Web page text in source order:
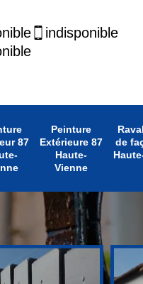
indisponible
87
Peinture
Extérieure 87
Haute-
Vienne
de